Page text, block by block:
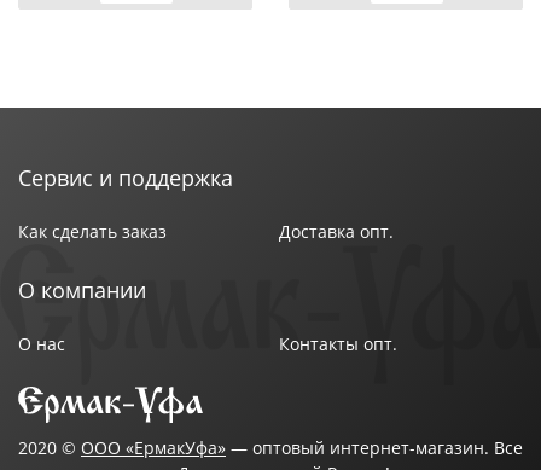
Сервис и поддержка
Как сделать заказ Доставка опт.
О компании
О нас Контакты опт.
2020 © ООО «ЕрмакУфа» — оптовый интернет-магазин. Все